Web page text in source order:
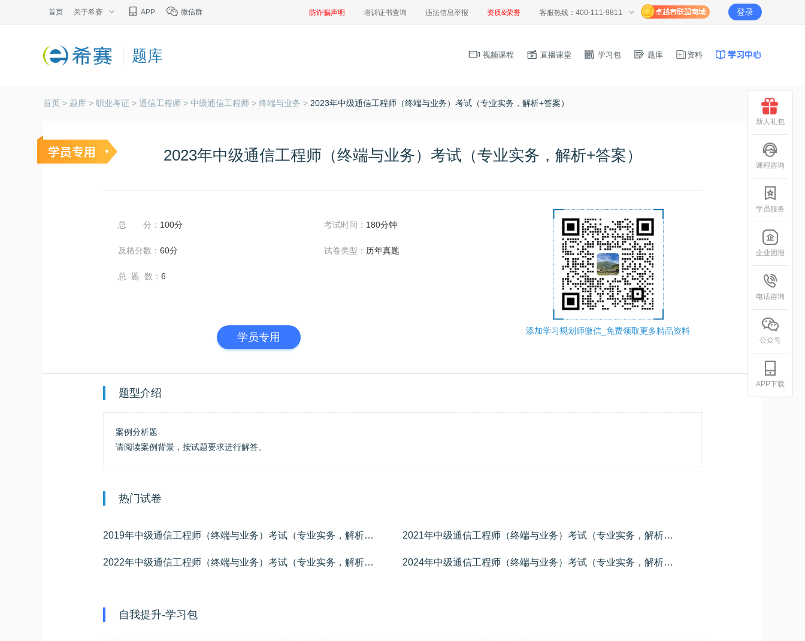
首页 关于希赛 APP 微信群 防诈骗声明 培训证书查询 违法信息举报 资质&荣誉 客服热线：400-111-9811 登录
题库 视频课程 直播课堂 学习包 题库 资料
首页 > 题库 > 职业考证 > 通信工程师 > 中级通信工程师 > 终端与业务 > 2023年中级通信工程师（终端与业务）考试（专业实务，解析+答案）
2023年中级通信工程师（终端与业务）考试（专业实务，解析+答案）
总 分： 100分
及格分数： 60分
总 题 数： 6
考试时间： 180分钟
试卷类型： 历年真题
学员专用
添加学习规划师微信_免费领取更多精品资料
题型介绍
案例分析题
请阅读案例背景，按试题要求进行解答。
热门试卷
2019年中级通信工程师（终端与业务）考试（专业实务，解析+答案） 2021年中级通信工程师（终端与业务）考试（专业实务，解析+答案）
2022年中级通信工程师（终端与业务）考试（专业实务，解析+答案） 学员专用 2024年中级通信工程师（终端与业务）考试（专业实务，解析+答案）
自我提升-学习包
新人礼包
课程咨询
学员服务
企业团报
电话咨询
公众号
APP下载